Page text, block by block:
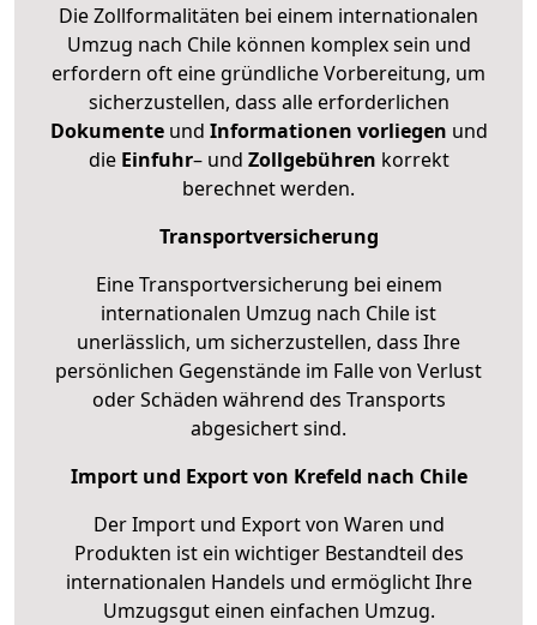
Die Zollformalitäten bei einem internationalen
Umzug nach Chile können komplex sein und
erfordern oft eine gründliche Vorbereitung, um
sicherzustellen, dass alle erforderlichen
Dokumenteund Informationen vorliegen und
die Einfuhr– und Zollgebühren korrekt
berechnet werden.
Transportversicherung
Eine Transportversicherung bei einem
internationalen Umzug nach Chile ist
unerlässlich, um sicherzustellen, dass Ihre
persönlichen Gegenstände im Falle von Verlust
oder Schäden während des Transports
abgesichert sind.
Import und Export von Krefeld nach Chile
Der Import und Export von Waren und
Produkten ist ein wichtiger Bestandteil des
internationalen Handels und ermöglicht Ihre
Umzugsgut einen einfachen Umzug.